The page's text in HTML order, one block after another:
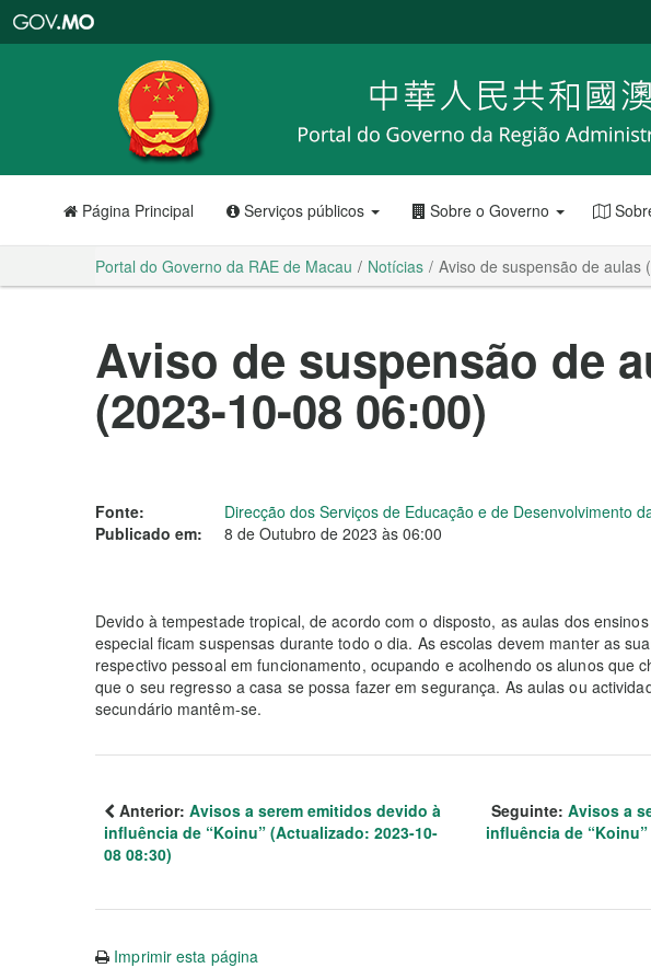
RAE
de
Macau
Página Principal Serviços públicos Sobre o Governo
Portal do Governo da RAE de Macau Notícias Aviso de suspensão de aulas
Aviso de suspensão de
(2023-10-08 06:00)
Fonte:
Direcção dos Serviços de Educação e de Desenvolvimento
Publicado em:
8 de Outubro de 2023 às 06:00
Devido à tempestade tropical, de acordo com o disposto, as aulas dos
especial ficam suspensas durante todo o dia. As escolas devem manter as
respectivo pessoal em funcionamento, ocupando e acolhendo os alunos que
que o seu regresso a casa se possa fazer em segurança. As aulas ou
secundário mantêm-se.
Anterior: Avisos a serem emitidos devido à
influência de “Koinu” (Actualizado: 2023-10-
08 08:30)
Seguinte: Avisos a
influência de
Imprimir esta página